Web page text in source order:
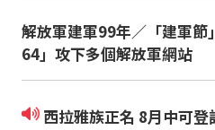
解放軍建軍99年／「建軍節
64」攻下多個解放軍網站
西拉雅族正名 8月中可登記身分 118項權益